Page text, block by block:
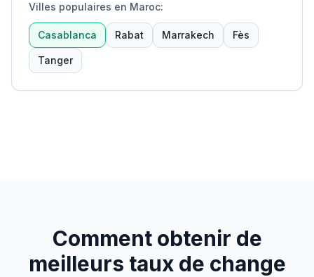
Villes populaires en Maroc:
Casablanca Rabat Marrakech Fès
Tanger
Comment obtenir de
meilleurs taux de change